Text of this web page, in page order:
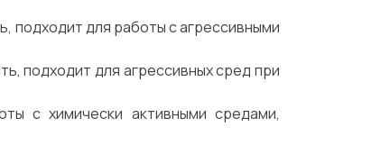
подходит для работы с агрессивными
подходит для агрессивных сред при
с химически активными средами,